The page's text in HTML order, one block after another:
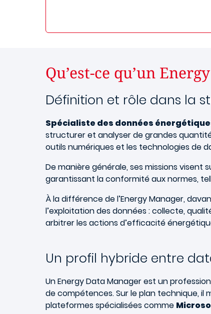
Qu’est-ce qu’un
Définition et rôle dans la
Spécialiste des données
structurer et analyser de grandes
outils numériques et les technologies de
De manière générale, ses missions
garantissant la conformité aux normes,
À la différence de l’Energy Manager,
l’exploitation des données : collecte,
arbitrer les actions d’efficacité
Un profil hybride entre
Un Energy Data Manager est un
de compétences.Sur le plan technique, il
plateformes spécialisées comme